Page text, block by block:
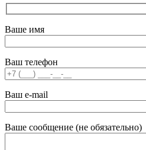
Ваше имя
Ваш телефон
Ваш e-mail
Ваше сообщение (не обязательно)